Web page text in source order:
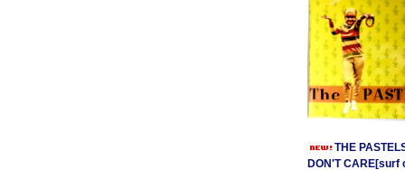
THE
DON'T CARE[surf